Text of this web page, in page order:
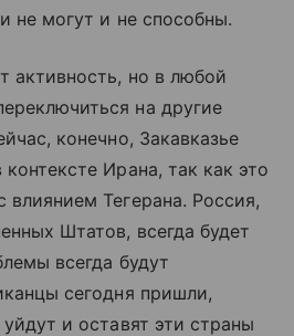
не могут и не способны.
активность, но в любой
на другие
конечно, Закавказье
Ирана, так как это
Тегерана. Россия,
Штатов, всегда будет
всегда будут
сегодня пришли,
и оставят эти страны